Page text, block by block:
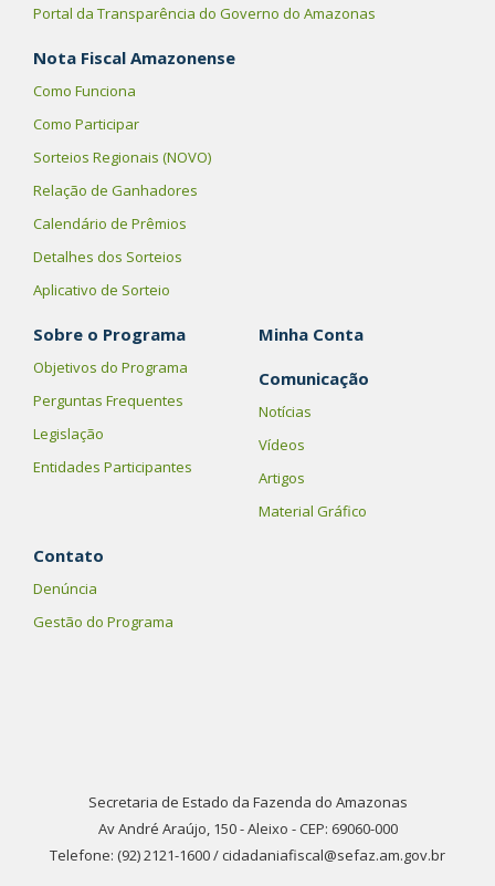
Portal da Transparência do Governo do Amazonas
Nota Fiscal Amazonense
Como Funciona
Como Participar
Sorteios Regionais (NOVO)
Relação de Ganhadores
Calendário de Prêmios
Detalhes dos Sorteios
Aplicativo de Sorteio
Sobre o Programa
Objetivos do Programa
Perguntas Frequentes
Legislação
Entidades Participantes
Minha Conta
Comunicação
Notícias
Vídeos
Artigos
Material Gráfico
Contato
Denúncia
Gestão do Programa
Secretaria de Estado da Fazenda do Amazonas
Av André Araújo, 150 - Aleixo - CEP: 69060-000
Telefone: (92) 2121-1600 / cidadaniafiscal@sefaz.am.gov.br